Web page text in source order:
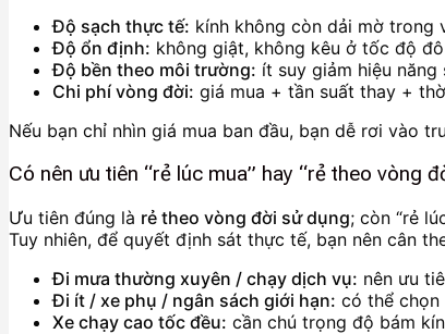
Độ sạch thực tế: kính không còn dải mờ trong
Độ ổn định: không giật, không kêu ở tốc độ
Độ bền theo môi trường: ít suy giảm hiệu
Chi phí vòng đời: giá mua + tần suất thay +
Nếu bạn chỉ nhìn giá mua ban đầu, bạn dễ rơi vào
Có nên ưu tiên “rẻ lúc mua” hay “rẻ theo vòng
Ưu tiên đúng là rẻ theo vòng đời sử dụng; còn “rẻ
Tuy nhiên, để quyết định sát thực tế, bạn nên cân
Đi mưa thường xuyên / chạy dịch vụ: nên ưu
Đi ít / xe phụ / ngân sách giới hạn: có thể chọn
Xe chạy cao tốc đều: cần chú trọng độ bám